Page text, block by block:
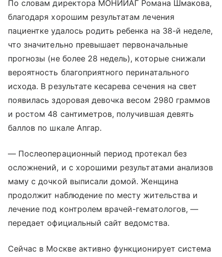
По словам директора МОНИИАГ Романа Шмакова,
благодаря хорошим результатам лечения
пациентке удалось родить ребенка на 38-й неделе,
что значительно превышает первоначальные
прогнозы (не более 28 недель), которые снижали
вероятность благоприятного перинатального
исхода. В результате кесарева сечения на свет
появилась здоровая девочка весом 2980 граммов
и ростом 48 сантиметров, получившая девять
баллов по шкале Апгар.
— Послеоперационный период протекал без
осложнений, и с хорошими результатами анализов
маму с дочкой выписали домой. Женщина
продолжит наблюдение по месту жительства и
лечение под контролем врачей-гематологов, —
передает официальный сайт ведомства.
Сейчас в Москве активно функционирует система